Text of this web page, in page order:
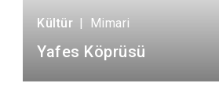
Kültür | Mimari
Yafes Köprüsü